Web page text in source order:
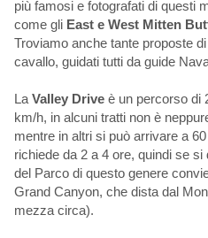
più famosi e fotografati di questi
come gli East e West Mitten
Troviamo anche tante proposte
cavallo, guidati tutti da guide
La Valley Driveè un percorso di
km/h, in alcuni tratti non è
mentre in altri si può arrivare a
richiede da 2 a 4 ore, quindi se
del Parco di questo genere
Grand Canyon, che dista dal
mezza circa).